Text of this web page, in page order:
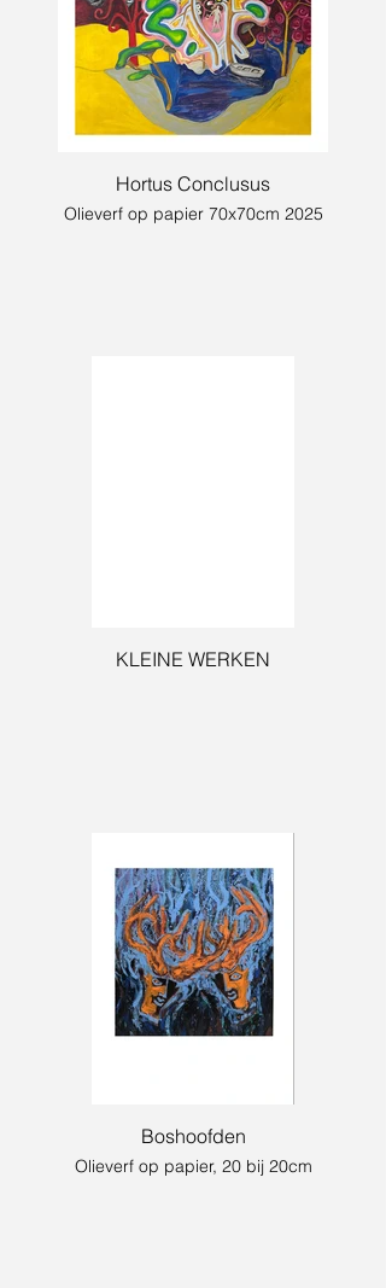
Hortus Conclusus
Olieverf op papier 70x70cm 2025
KLEINE WERKEN
Boshoofden
Olieverf op papier, 20 bij 20cm